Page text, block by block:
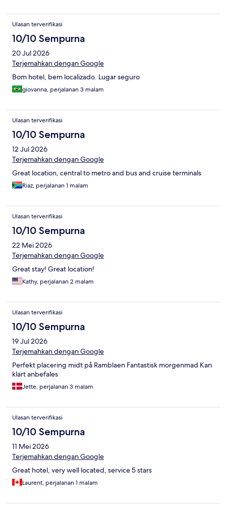
Ulasan terverifikasi
10/10 Sempurna
20 Jul 2026
Terjemahkan dengan Google
Bom hotel, bem localizado. Lugar seguro
giovanna, perjalanan 3 malam
Ulasan terverifikasi
10/10 Sempurna
12 Jul 2026
Terjemahkan dengan Google
Great location, central to metro and bus and cruise terminals
Riaz, perjalanan 1 malam
Ulasan terverifikasi
10/10 Sempurna
22 Mei 2026
Terjemahkan dengan Google
Great stay! Great location!
Kathy, perjalanan 2 malam
Ulasan terverifikasi
10/10 Sempurna
19 Jul 2026
Terjemahkan dengan Google
Perfekt placering midt på Ramblaen Fantastisk morgenmad Kan
klart anbefales
Jette, perjalanan 3 malam
Ulasan terverifikasi
10/10 Sempurna
11 Mei 2026
Terjemahkan dengan Google
Great hotel, very well located, service 5 stars
Laurent, perjalanan 1 malam